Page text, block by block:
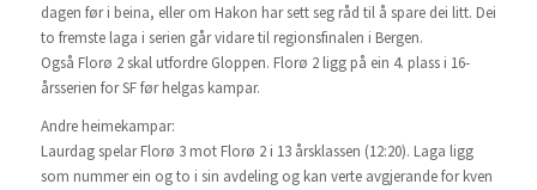
dagen før i beina, eller om Hakon har sett seg råd til å spare dei litt. Dei
to fremste laga i serien går vidare til regionsfinalen i Bergen.
Også Florø 2 skal utfordre Gloppen. Florø 2 ligg på ein 4. plass i 16-
årsserien for SF før helgas kampar.
Andre heimekampar:
Laurdag spelar Florø 3 mot Florø 2 i 13 årsklassen (12:20). Laga ligg
som nummer ein og to i sin avdeling og kan verte avgjerande for kven